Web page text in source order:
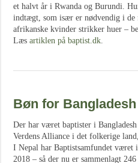
et halvt år i Rwanda og Burundi.
indtægt, som især er nødvendig i de
afrikanske kvinder strikker huer –
Læs artiklen på baptist.dk.
Bøn for
Der har været baptister i
Verdens Alliance i det folkerige
I Nepal har Baptistsamfundet været
2018 – så der nu er sammenlagt